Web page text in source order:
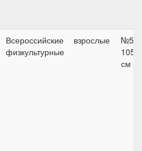
Всероссийские
физкультурные
взрослые
№5,
105
см